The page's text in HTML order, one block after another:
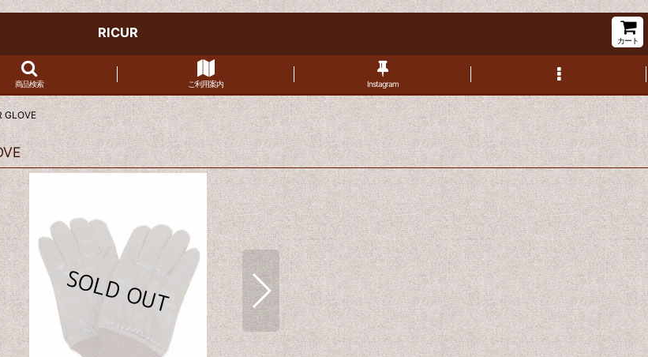
RICUR
カート
商品検索 ご利用案内 Instagram
GLOVE